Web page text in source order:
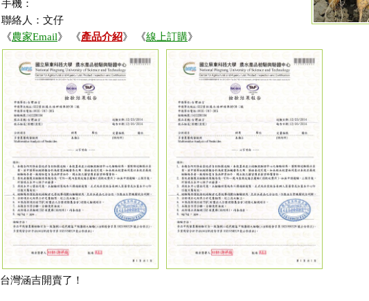
手機：
聯絡人：文仔
《農家Email》 《產品介紹》 《線上訂購》
台灣涵吉開賣了！